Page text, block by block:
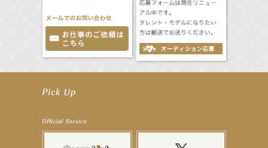
【elfin’】7thシングル『全世界』がFMたいはくでO.A.決定♪
【elfin’】7thシングル『全世界』がFM TANABEでO.A.決定♪
【昆虫ハンター牧田習】宝塚市立手塚治虫記念館トークショー＆宝塚文化芸術センター昆虫展示イ